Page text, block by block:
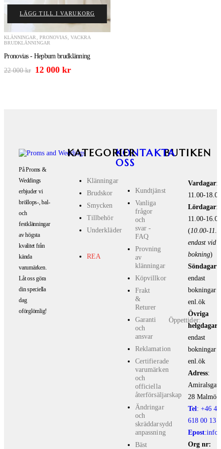
LÄGG TILL I VARUKORG
KLÄNNINGAR PRONOVIAS ,VACKRA
BRUDKLÄNNINGAR
Pronovias - Hepburn brudklänning
22 000kr 12 000kr
På Proms &
Weddings
erbjuder vi
bröllops-, bal-
och
festklänningar
av högsta
kvalitet från
kända
varumärken.
Låt oss göra
din speciella
dag
oförglömlig!
BUTIKEN
Öppettider:
Vardagar:
11.00-18.00
Lördagar:
11.00-16.00
(10.00-
endast vid
bokning)
Söndagar:
endast
bokningar
enl.ök
Övriga
helgdagar:
endast
bokningar
enl.ök
Adress:
28 Malmö
Tel: +46 40
618 ​00 13
Epost
Org nr:
KONTAKTA
OSS
Kundtjänst
Vanliga
frågor
och
svar -
FAQ
Provning
av
klänningar
Köpvillkor
Frakt
&
Returer
Garanti
och
ansvar
Reklamation
Certifierade
varumärken
och
officiella
återförsäljarskap
Ändringar
och
skräddarsydd
anpassning
Bäst
KATEGORIER
Klänningar
Brudskor
Smycken
Tillbehör
Underkläder
REA